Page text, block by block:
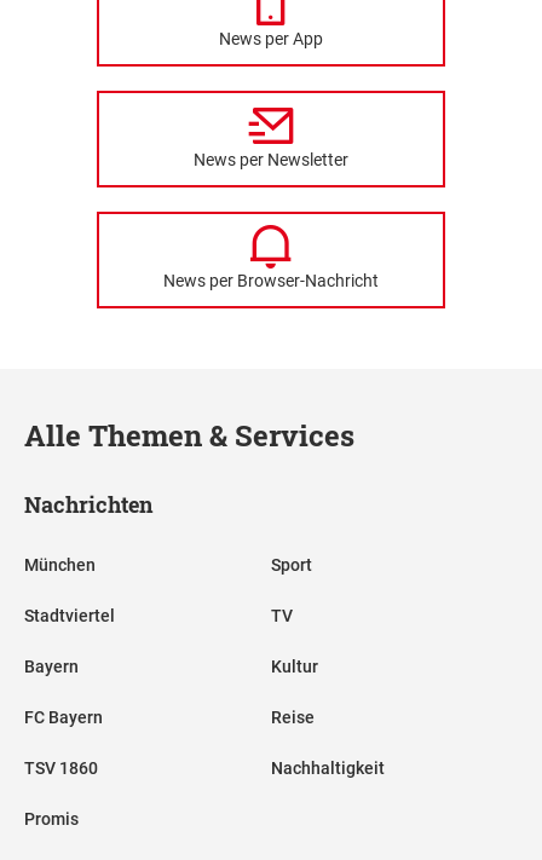
News per App
News per Newsletter
News per Browser-Nachricht
Alle Themen & Services
Nachrichten
München
Stadtviertel
Bayern
FC Bayern
TSV 1860
Promis
Sport
TV
Kultur
Reise
Nachhaltigkeit